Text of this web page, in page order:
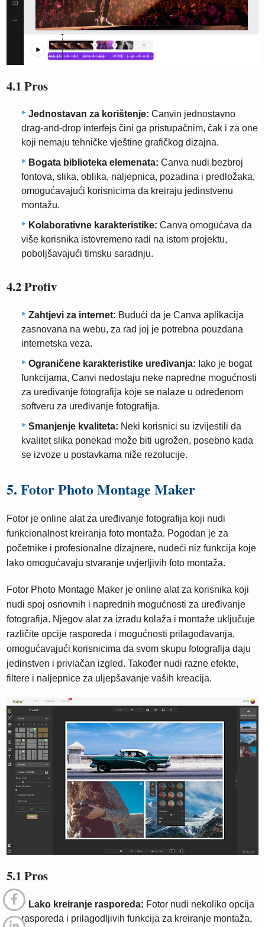
4.1 Pros
Jednostavan za korištenje: Canvin jednostavno
drag-and-drop interfejs čini ga pristupačnim, čak i za one
koji nemaju tehničke vještine grafičkog dizajna.
Bogata biblioteka elemenata: Canva nudi bezbroj
fontova, slika, oblika, naljepnica, pozadina i predložaka,
omogućavajući korisnicima da kreiraju jedinstvenu
montažu.
Kolaborativne karakteristike: Canva omogućava da
više korisnika istovremeno radi na istom projektu,
poboljšavajući timsku saradnju.
4.2 Protiv
Zahtjevi za internet: Budući da je Canva aplikacija
zasnovana na webu, za rad joj je potrebna pouzdana
internetska veza.
Ograničene karakteristike uređivanja: Iako je bogat
funkcijama, Canvi nedostaju neke napredne mogućnosti
za uređivanje fotografija koje se nalaze u određenom
softveru za uređivanje fotografija.
Smanjenje kvaliteta: Neki korisnici su izvijestili da
kvalitet slika ponekad može biti ugrožen, posebno kada
se izvoze u postavkama niže rezolucije.
5. Fotor Photo Montage Maker
Fotor je online alat za uređivanje fotografija koji nudi
funkcionalnost kreiranja foto montaža. Pogodan je za
početnike i profesionalne dizajnere, nudeći niz funkcija koje
lako omogućavaju stvaranje uvjerljivih foto montaža.
Fotor Photo Montage Maker je online alat za korisnika koji
nudi spoj osnovnih i naprednih mogućnosti za uređivanje
fotografija. Njegov alat za izradu kolaža i montaže uključuje
različite opcije rasporeda i mogućnosti prilagođavanja,
omogućavajući korisnicima da svom skupu fotografija daju
jedinstven i privlačan izgled. Također nudi razne efekte,
filtere i naljepnice za uljepšavanje vaših kreacija.
5.1 Pros
Lako kreiranje rasporeda: Fotor nudi nekoliko opcija
rasporeda i prilagodljivih funkcija za kreiranje montaža,